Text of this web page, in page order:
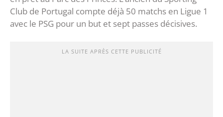
Club de Portugal compte déjà 50 matchs en Ligue 1
avec le PSG pour un but et sept passes décisives.
LA SUITE APRÈS CETTE PUBLICITÉ